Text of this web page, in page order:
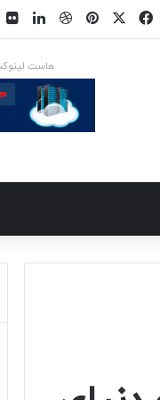
فیسبوک
ایکس پینتریستدریبببل
هاست